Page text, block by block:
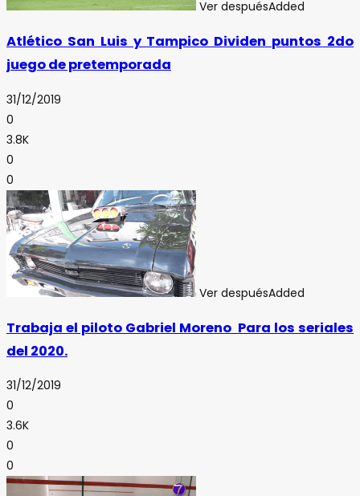
Ver despuésAdded
Atlético San Luis y Tampico Dividen puntos 2do
juego de pretemporada
31/12/2019
0
3.8K
0
0
Ver despuésAdded
Trabaja el piloto Gabriel Moreno Para los seriales
del 2020.
31/12/2019
0
3.6K
0
0